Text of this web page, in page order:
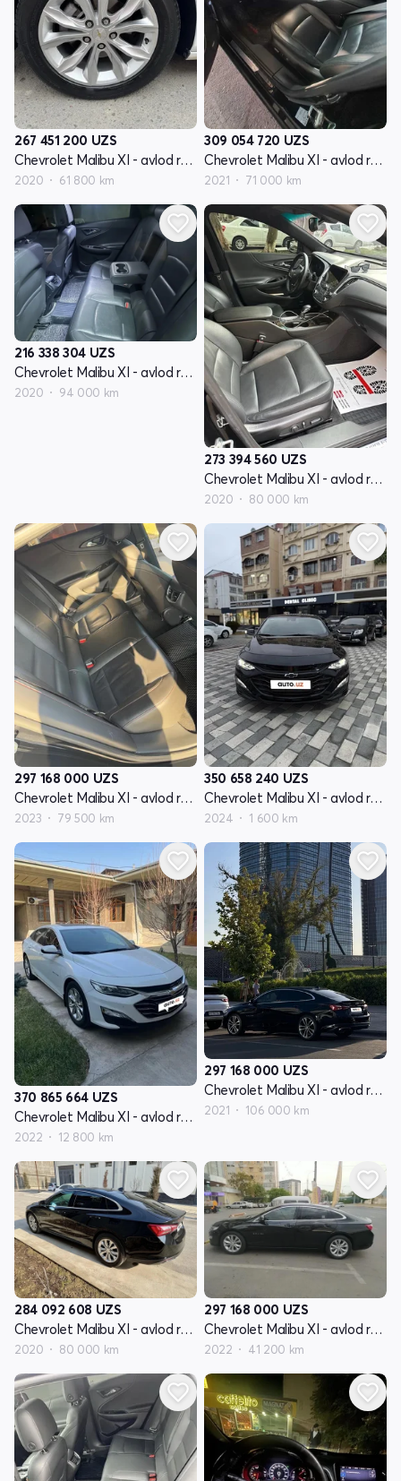
267 451 200 UZS
Chevrolet Malibu XI - avlod restyling
2020 61 800 km
309 054 720 UZS
Chevrolet Malibu XI - avlod restyling
2021 71 000 km
216 338 304 UZS
Chevrolet Malibu XI - avlod restyling
2020 94 000 km
273 394 560 UZS
Chevrolet Malibu XI - avlod restyling
2020 80 000 km
297 168 000 UZS
Chevrolet Malibu XI - avlod restyling
2023 79 500 km
350 658 240 UZS
Chevrolet Malibu XI - avlod restyling
2024 1 600 km
370 865 664 UZS
Chevrolet Malibu XI - avlod restyling
2022 12 800 km
297 168 000 UZS
Chevrolet Malibu XI - avlod restyling
2021 106 000 km
284 092 608 UZS
Chevrolet Malibu XI - avlod restyling
2020 80 000 km
297 168 000 UZS
Chevrolet Malibu XI - avlod restyling
2022 41 200 km